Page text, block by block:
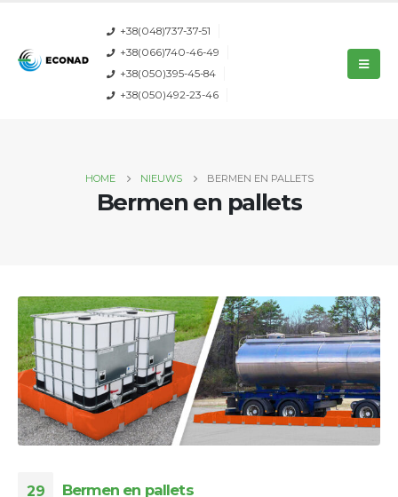
+38(048)737-37-51
+38(066)740-46-49
+38(050)395-45-84
+38(050)492-23-46
HOME NIEUWS BERMEN EN PALLETS
Bermen en pallets
29 Bermen en pallets